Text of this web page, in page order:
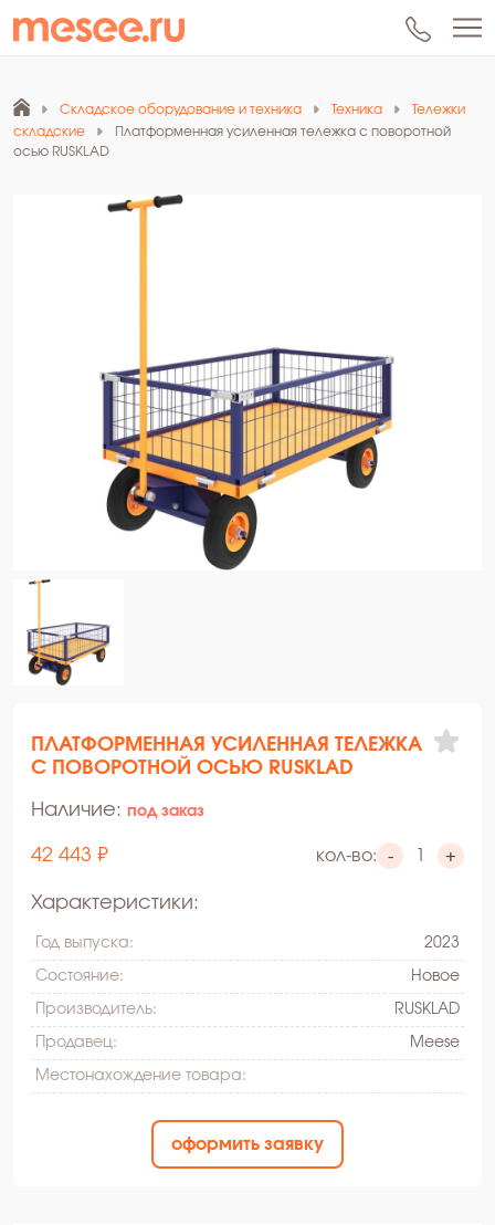
Складское оборудование и техника Техника
Тележки
складские
Платформенная усиленная тележка с поворотной
осью RUSKLAD
ПЛАТФОРМЕННАЯ УСИЛЕННАЯ ТЕЛЕЖКА
С ПОВОРОТНОЙ ОСЬЮ RUSKLAD
Наличие: под заказ
42 443 ₽ кол-во: - +
Характеристики:
Год выпуска: 2023
Состояние: Hовое
Производитель: RUSKLAD
Продавец: Meese
Местонахождение товара:
оформить заявку